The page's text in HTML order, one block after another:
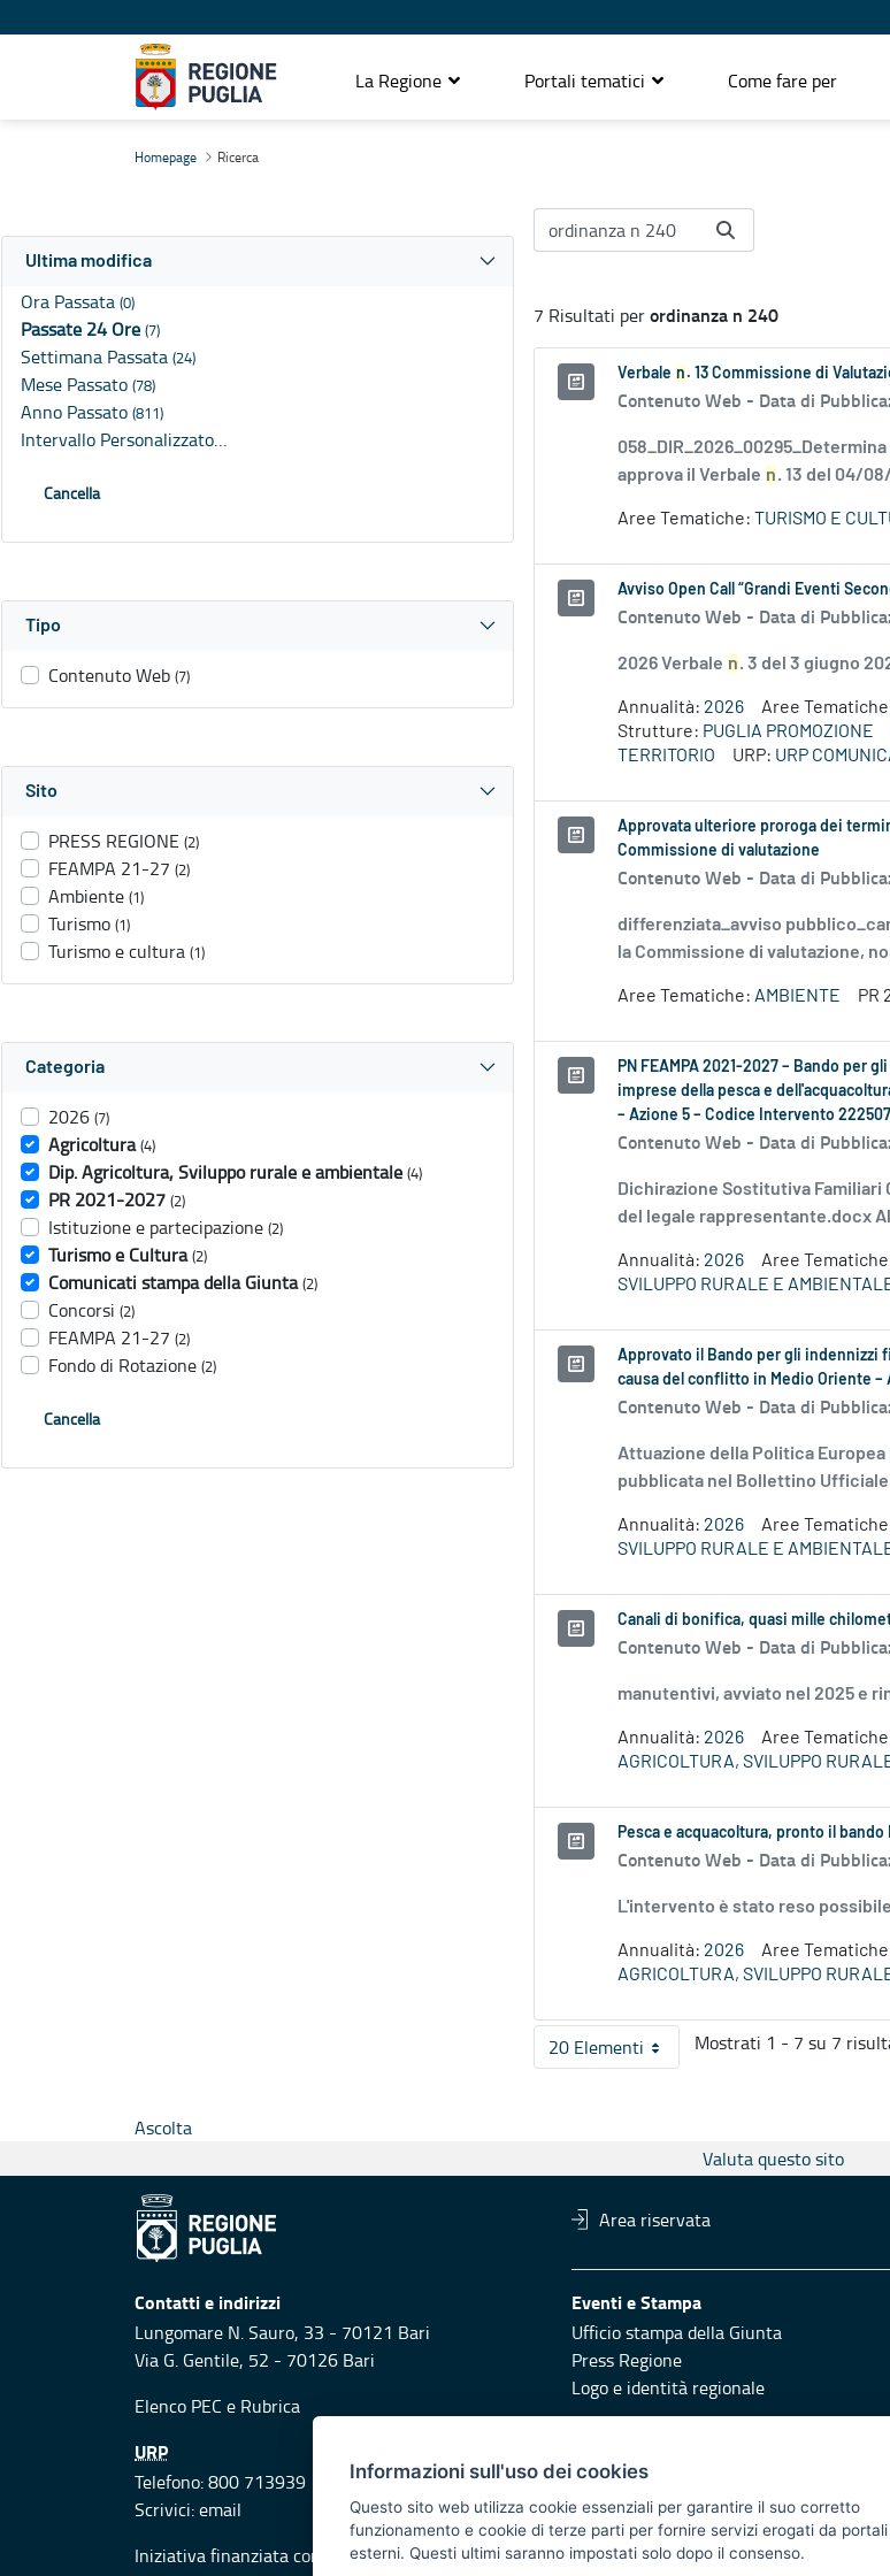
La Regione Portali tematici Come fare per
Homepage Ricerca
Ultima modifica
Ora Passata (0)
Passate 24 Ore (7)
Settimana Passata (24)
Mese Passato (78)
Anno Passato (811)
Intervallo Personalizzato…
Cancella
Tipo
Contenuto Web (7)
Sito
PRESS REGIONE (2)
FEAMPA 21-27 (2)
Ambiente (1)
Turismo (1)
Turismo e cultura (1)
Categoria
2026 (7)
Agricoltura (4)
Dip. Agricoltura, Sviluppo rurale e ambientale (4)
PR 2021-2027 (2)
Istituzione e partecipazione (2)
Turismo e Cultura (2)
Comunicati stampa della Giunta (2)
Concorsi (2)
FEAMPA 21-27 (2)
Fondo di Rotazione (2)
Cancella
7 Risultati perordinanza n 240
Verbale n . 13 Commissione di
Contenuto Web - Data di
approva il Verbale n. 13 del 04/
Aree Tematiche: TURISMO E
Avviso Open Call “Grandi Eventi
Contenuto Web - Data di
2026 Verbale n. 3 del 3 giugno
Annualità: 2026 Aree
Strutture: PUGLIA PROMOZIONE
TERRITORIO
URP: URP
Approvata ulteriore proroga dei
Commissione di valutazione
Contenuto Web - Data di
differenziata_avviso
la Commissione di valutazione,
Aree Tematiche: AMBIENTE PR
PN FEAMPA 2021-2027 – Bando
imprese della pesca e
– Azione 5 – Codice Intervento 222507
Contenuto Web - Data di
Dichirazione Sostitutiva Familiari
del legale rappresentante.docx
Annualità: 2026 Aree
SVILUPPO RURALE E
Approvato il Bando per gli indennizzi
causa del conflitto in Medio Oriente –
Contenuto Web - Data di
Attuazione della Politica
pubblicata nel Bollettino Ufficiale
Annualità: 2026 Aree
SVILUPPO RURALE E
Canali di bonifica, quasi mille
Contenuto Web - Data di
manutentivi, avviato nel 2025 e
Annualità: 2026 Aree
AGRICOLTURA, SVILUPPO
Pesca e acquacoltura, pronto il
Contenuto Web - Data di
L'intervento è stato reso
Annualità: 2026 Aree
AGRICOLTURA, SVILUPPO
20 ElementiPer pagina
Mostrati 1 - 7 su 7
Ascolta
Valuta questo sito
Area riservata
Contatti e indirizzi
Lungomare N. Sauro, 33 - 70121 Bari
Via G. Gentile, 52 - 70126 Bari
Elenco PEC e Rubrica
Eventi e Stampa
Ufficio stampa della Giunta
Press Regione
Logo e identità regionale
URP
Telefono: 800 713939
Scrivici:email
Responsabili di pubblicazione
Iniziativa finanziata con risorse del POR Puglia 2014/2020 - Asse XI
Informazioni sull'uso dei cookies
Questo sito web utilizza cookie essenziali per garantire il suo corretto
funzionamento e cookie di terze parti per fornire servizi erogati da portali
esterni. Questi ultimi saranno impostati solo dopo il consenso.